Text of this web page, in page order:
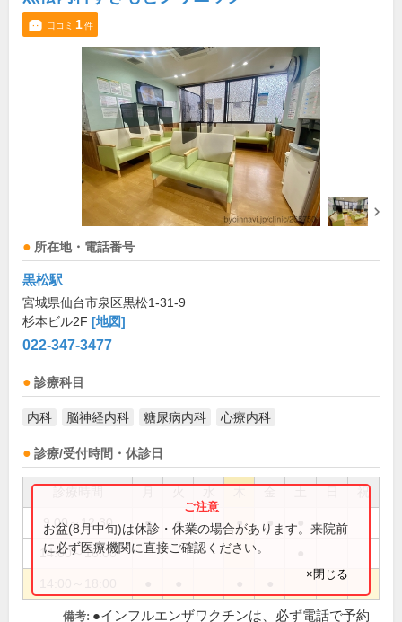
口コミ 1件
所在地・電話番号
黒松駅
宮城県仙台市泉区黒松1-31-9
杉本ビル2F [地図]
022-347-3477
診療科目
内科 脳神経内科 糖尿病内科 心療内科
診療/受付時間・休診日
祝
9:00～12:30 ● ● ● ●
14:00～16:00
お盆(8月中旬)は休診・休業の場合があります。来院前
に必ず医療機関に直接ご確認ください。
×閉じる
備考: ●インフルエンザワクチンは、必ず電話で予約